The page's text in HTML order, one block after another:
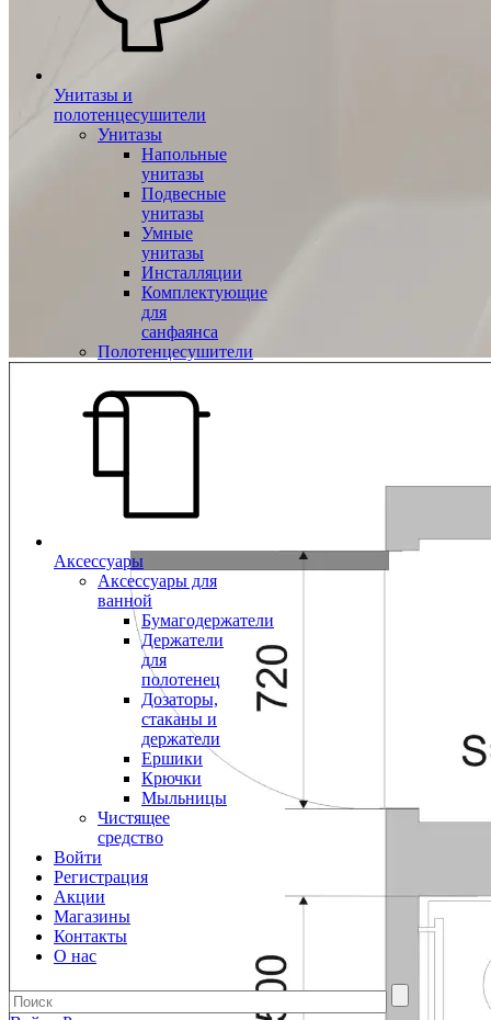
Унитазы и
полотенцесушители
Унитазы
Напольные
унитазы
Подвесные
унитазы
Умные
унитазы
Инсталляции
Комплектующие
для
санфаянса
Полотенцесушители
Аксессуары
Аксессуары для
ванной
Бумагодержатели
Держатели
для
полотенец
Дозаторы,
стаканы и
держатели
Ершики
Крючки
Мыльницы
Чистящее
средство
Войти
Регистрация
Акции
Магазины
Контакты
О нас